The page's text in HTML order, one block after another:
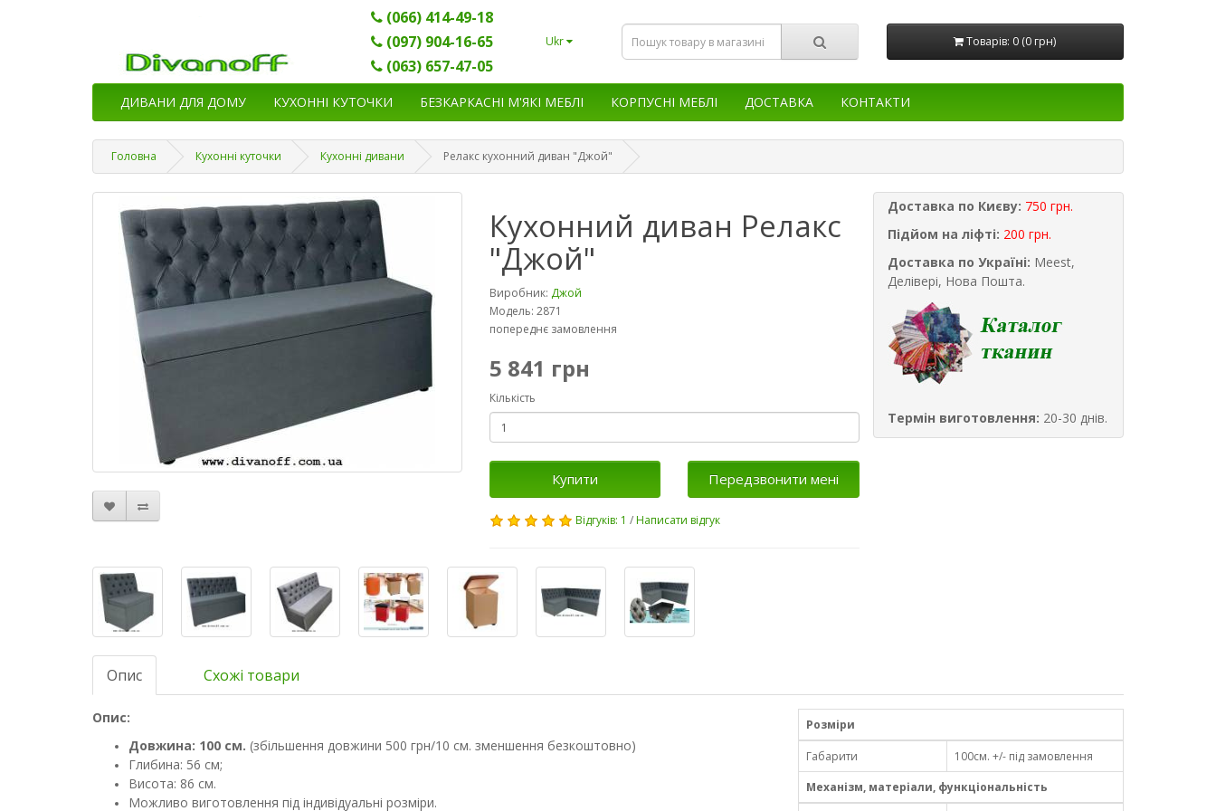
(066) 414-49-18
(097) 904-16-65
(063) 657-47-05
Ukr Товарів: 0 (0 грн)
ДИВАНИ ДЛЯ ДОМУ КУХОННІ КУТОЧКИ БЕЗКАРКАСНІ М'ЯКІ МЕБЛІ КОРПУСНІ МЕБЛІ ДОСТАВКА КОНТАКТИ
Головна Кухонні куточки Кухонні дивани Релакс кухонний диван "Джой"
Кухонний диван Релакс
"Джой"
Виробник: Джой
Модель: 2871
попереднє замовлення
5 841 грн
Кількість
Купити Передзвонити мені
Відгуків: 1 /Написати відгук
Доставка по Києву: 750 грн.
Підйом на ліфті: 200 грн.
Доставка по Україні: Meest,
Делівері, Нова Пошта.
Термін виготовлення: 20-30 днів.
Опис Схожі товари
Опис:
Довжина: 100 см. (збільшення довжини 500 грн/10 см. зменшення безкоштовно)
Глибина: 56 см;
Висота: 86 см.
Можливо виготовлення під індивідуальні розміри.
Розміри
Габарити
100см. +/- під замовлення
Механізм, матеріали, функціональність